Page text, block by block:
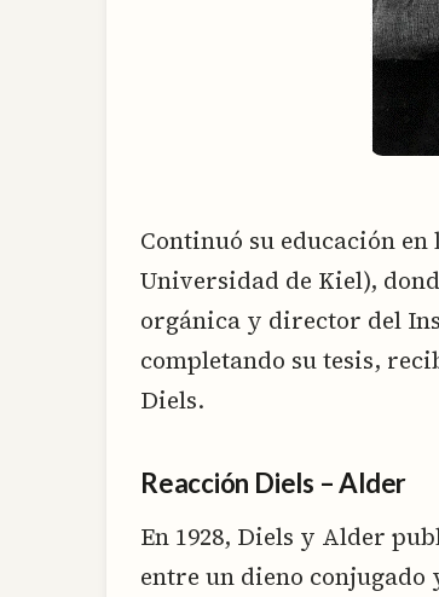
Continuó su educación
Universidad de Kiel),
orgánica y director del
completando su tesis,
Diels.
Reacción Diels – Alder
En 1928, Diels y Alder
entre un dieno